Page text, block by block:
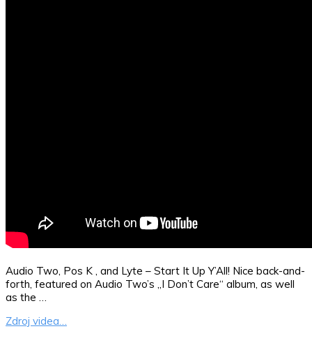
Audio Two, Pos K , and Lyte – Start It Up Y’All! Nice back-and-
forth, featured on Audio Two’s „I Don’t Care“ album, as well
as the …
Zdroj videa…